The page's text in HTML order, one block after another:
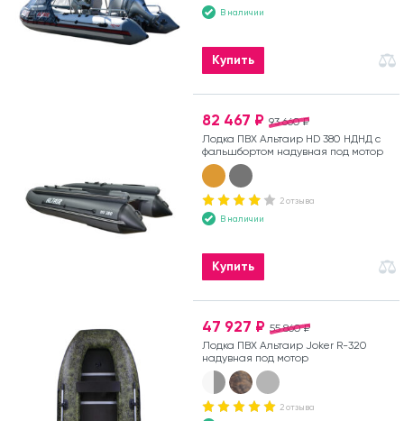
В наличии
Купить
93 660 ₽
82 467 ₽
Лодка ПВХ Альтаир HD 380 НДНД с
фальшбортом надувная под мотор
2 отзыва
В наличии
Купить
55 860 ₽
47 927 ₽
Лодка ПВХ Альтаир Joker R-320
надувная под мотор
2 отзыва